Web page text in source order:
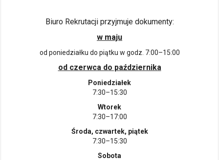
Biuro Rekrutacji przyjmuje dokumenty:
w maju
od poniedziałku do piątku w godz. 7:00–15:00
od czerwca do października
Poniedziałek
7:30–15:30
Wtorek
7:30–17:00
Środa, czwartek, piątek
7:30–15:30
Sobota